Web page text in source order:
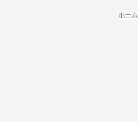
ホーム